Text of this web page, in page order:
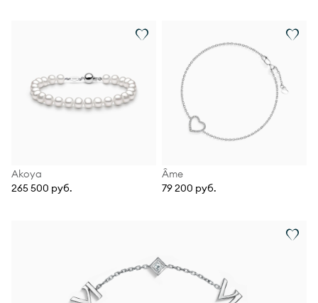
Akoya
265 500 руб.
Âme
79 200 руб.